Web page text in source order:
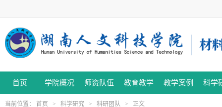
首页 学院概况 师资队伍 教育教学 教学案例 科学
当前位置： 首页 > 科学研究 > 科研团队 > 正文